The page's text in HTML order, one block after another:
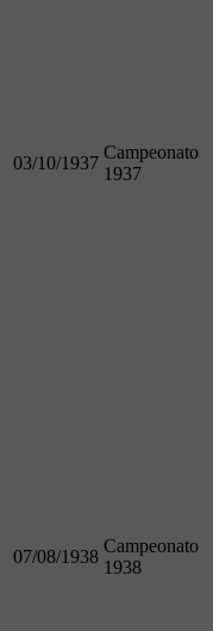
03/10/1937
Campeonato
1937
07/08/1938
Campeonato
1938